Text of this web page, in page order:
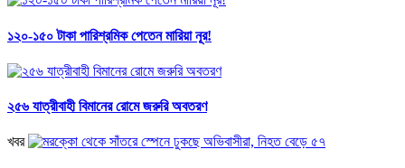
১২০-১৫০ টাকা পারিশ্রমিক পেতেন মারিয়া নূর!
২৫৬ যাত্রীবাহী বিমানের রোমে জরুরি অবতরণ
খবর